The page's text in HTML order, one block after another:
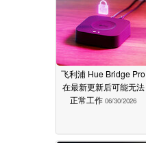
飞利浦 Hue Bridge Pro
在最新更新后可能无法
正常工作 06/30/2026